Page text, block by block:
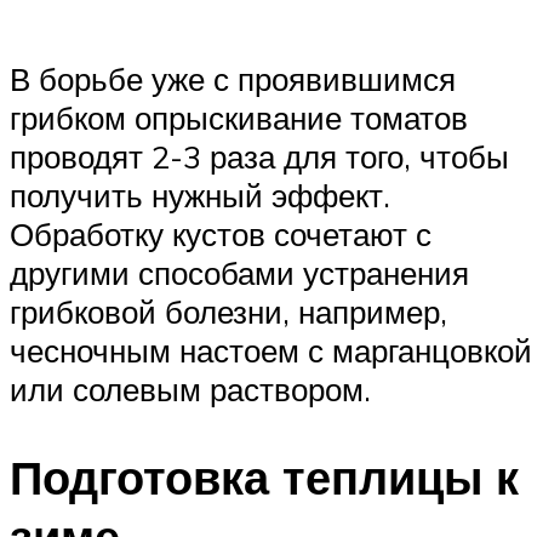
В борьбе уже с проявившимся
грибком опрыскивание томатов
проводят 2-3 раза для того, чтобы
получить нужный эффект.
Обработку кустов сочетают с
другими способами устранения
грибковой болезни, например,
чесночным настоем с марганцовкой
или солевым раствором.
Подготовка теплицы к